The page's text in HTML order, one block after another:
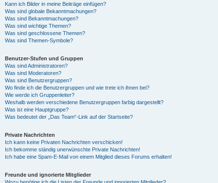
Kann ich Bilder in meine Beiträge einfügen?
Was sind globale Bekanntmachungen?
Was sind Bekanntmachungen?
Was sind wichtige Themen?
Was sind geschlossene Themen?
Was sind Themen-Symbole?
Benutzer-Stufen und Gruppen
Was sind Administratoren?
Was sind Moderatoren?
Was sind Benutzergruppen?
Wo finde ich die Benutzergruppen und wie trete ich ihnen bei?
Wie werde ich Gruppenleiter?
Weshalb werden verschiedene Benutzergruppen farbig dargestellt?
Was ist eine Hauptgruppe?
Was bedeutet der „Das Team“-Link auf der Startseite?
Private Nachrichten
Ich kann keine Privaten Nachrichten verschicken!
Ich bekomme ständig unerwünschte Private Nachrichten!
Ich habe eine Spam-E-Mail von einem Mitglied dieses Forums erhalten!
Freunde und ignorierte Mitglieder